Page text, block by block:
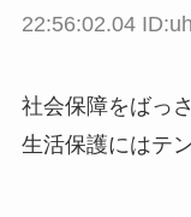
22:56:02.04
社会保障をばっ
生活保護にはテ